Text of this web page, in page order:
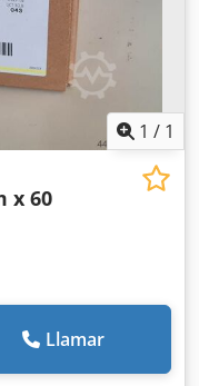
1 / 1
x 60
Llamar